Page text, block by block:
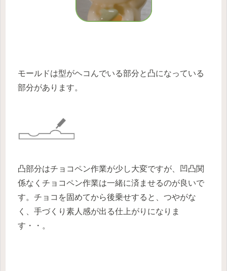
モールドは型がヘコんでいる部分と凸になっている
部分があります。
凸部分はチョコペン作業が少し大変ですが、凹凸関
係なくチョコペン作業は一緒に済ませるのが良いで
す。チョコを固めてから後乗せすると、つやがな
く、手づくり素人感が出る仕上がりになりま
す・・。